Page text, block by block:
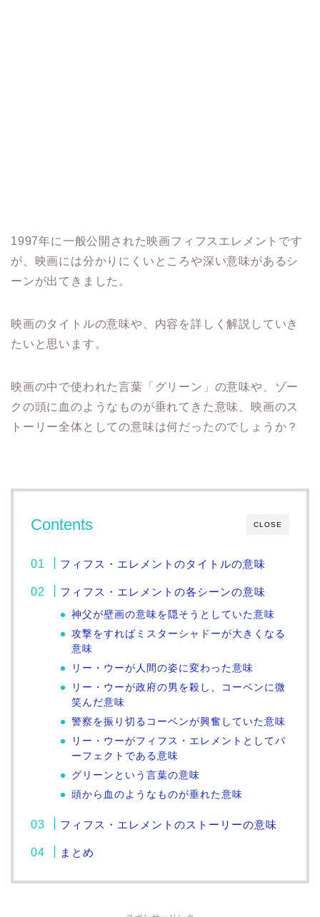
1997年に一般公開された映画フィフスエレメントです
が、映画には分かりにくいところや深い意味があるシ
ーンが出てきました。
映画のタイトルの意味や、内容を詳しく解説していき
たいと思います。
映画の中で使われた言葉「グリーン」の意味や、ゾー
クの頭に血のようなものが垂れてきた意味、映画のス
トーリー全体としての意味は何だったのでしょうか？
CLOSE
Contents
フィフス・エレメントのタイトルの意味
フィフス・エレメントの各シーンの意味
神父が壁画の意味を隠そうとしていた意味
攻撃をすればミスターシャドーが大きくなる
意味
リー・ウーが人間の姿に変わった意味
リー・ウーが政府の男を殺し、コーベンに微
笑んだ意味
警察を振り切るコーベンが興奮していた意味
リー・ウーがフィフス・エレメントとしてパ
ーフェクトである意味
グリーンという言葉の意味
頭から血のようなものが垂れた意味
フィフス・エレメントのストーリーの意味
まとめ